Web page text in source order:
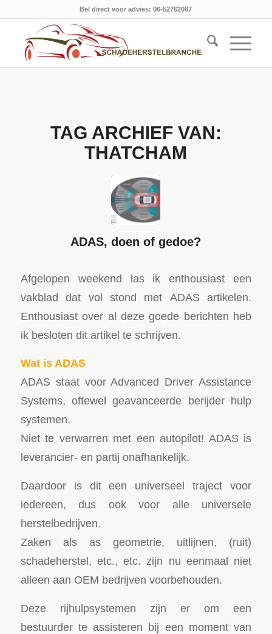
Bel direct voor advies: 06-52762087
TAG ARCHIEF VAN:
THATCHAM
ADAS, doen of gedoe?
Afgelopen weekend las ik enthousiast een
vakblad dat vol stond met ADAS artikelen.
Enthousiast over al deze goede berichten heb
ik besloten dit artikel te schrijven.
Wat is ADAS
ADAS staat voor Advanced Driver Assistance
Systems, oftewel geavanceerde berijder hulp
systemen.
Niet te verwarren met een autopilot! ADAS is
leverancier- en partij onafhankelijk.
Daardoor is dit een universeel traject voor
iedereen, dus ook voor alle universele
herstelbedrijven.
Zaken als as geometrie, uitlijnen, (ruit)
schadeherstel, etc., etc. zijn nu eenmaal niet
alleen aan OEM bedrijven voorbehouden.
Deze rijhulpsystemen zijn er om een
bestuurder te assisteren bij een moment van